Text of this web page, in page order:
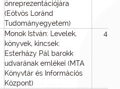
önreprezentációjára
(Eötvös Loránd
Tudományegyetem)
Monok István: Levelek,
könyvek, kincsek:
Esterházy Pál barokk
udvarának emlékei (MTA
Könyvtár és Információs
Központ)
48